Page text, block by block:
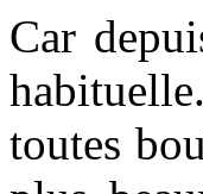
Car
toutes